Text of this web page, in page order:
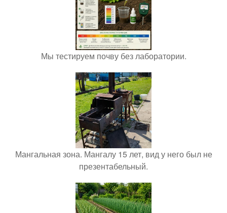
Мы тестируем почву без лаборатории.
Мангальная зона. Мангалу 15 лет, вид у него был не
презентабельный.